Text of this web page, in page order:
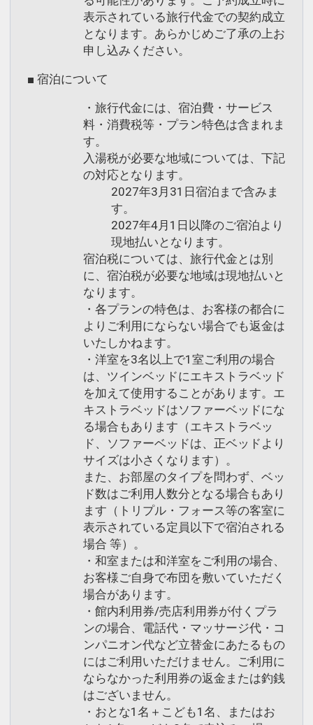
表示されている旅行代金での契約成立
となります。あらかじめご了承の上お
申し込みください。
■ 宿泊について
・旅行代金には、宿泊費・サービス
料・消費税等・プラン特色は含まれま
す。
入湯税が必要な地域については、下記
の対応となります。
2027年3月31日宿泊まで含みま
す。
2027年4月1日以降のご宿泊より
現地払いとなります。
宿泊税については、旅行代金とは別
に、宿泊税が必要な地域は現地払いと
なります。
・各プランの特色は、お客様の都合に
よりご利用にならない場合でも返金は
いたしかねます。
・洋室を3名以上で1室ご利用の場合
は、ツインベッドにエキストラベッド
を加えて使用することがあります。エ
キストラベッドはソファーベッドにな
る場合もあります（エキストラベッ
ド、ソファーベッドは、正ベッドより
サイズは小さくなります）。
また、お部屋のタイプを問わず、ベッ
ド数はご利用人数分となる場合もあり
ます（トリプル・フォース等の客室に
表示されている定員以下で宿泊される
場合 等）。
・和室または和洋室をご利用の場合、
お客様ご自身で布団を敷いていただく
場合があります。
・館内利用券/売店利用券が付くプラ
ンの場合、電話代・マッサージ代・コ
ンパニオン代など立替金にあたるもの
にはご利用いただけません。ご利用に
ならなかった利用券の返金または釣銭
はございません。
・おとな1名＋こども1名、またはお